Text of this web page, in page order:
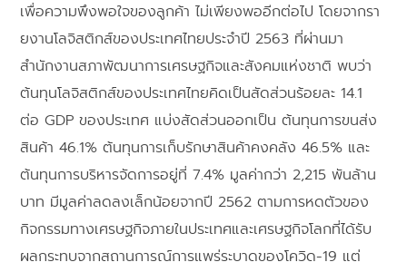
เพื่อความพึงพอใจของลูกค้า ไม่เพียงพออีกต่อไป โดยจากรา
ยงานโลจิสติกส์ของประเทศไทยประจำปี 2563 ที่ผ่านมา
สำนักงานสภาพัฒนาการเศรษฐกิจและสังคมแห่งชาติ พบว่า
ต้นทุนโลจิสติกส์ของประเทศไทยคิดเป็นสัดส่วนร้อยละ 14.1
ต่อ GDP ของประเทศ แบ่งสัดส่วนออกเป็น ต้นทุนการขนส่ง
สินค้า 46.1% ต้นทุนการเก็บรักษาสินค้าคงคลัง 46.5% และ
ต้นทุนการบริหารจัดการอยู่ที่ 7.4% มูลค่ากว่า 2,215 พันล้าน
บาท มีมูลค่าลดลงเล็กน้อยจากปี 2562 ตามการหดตัวของ
กิจกรรมทางเศรษฐกิจภายในประเทศและเศรษฐกิจโลกที่ได้รับ
ผลกระทบจากสถานการณ์การแพร่ระบาดของโควิด-19 แต่